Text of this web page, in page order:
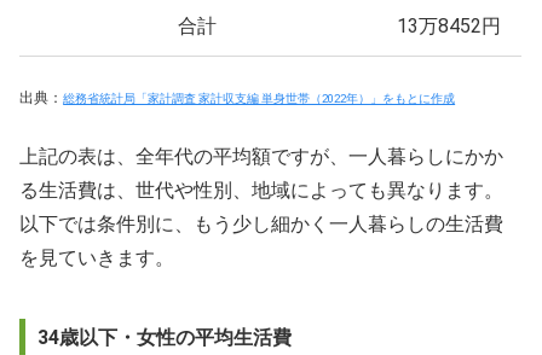
合計 13万8452円
出典：総務省統計局「家計調査 家計収支編 単身世帯（2022年）」をもとに作成
上記の表は、全年代の平均額ですが、一人暮らしにかか
る生活費は、世代や性別、地域によっても異なります。
以下では条件別に、もう少し細かく一人暮らしの生活費
を見ていきます。
34歳以下・女性の平均生活費